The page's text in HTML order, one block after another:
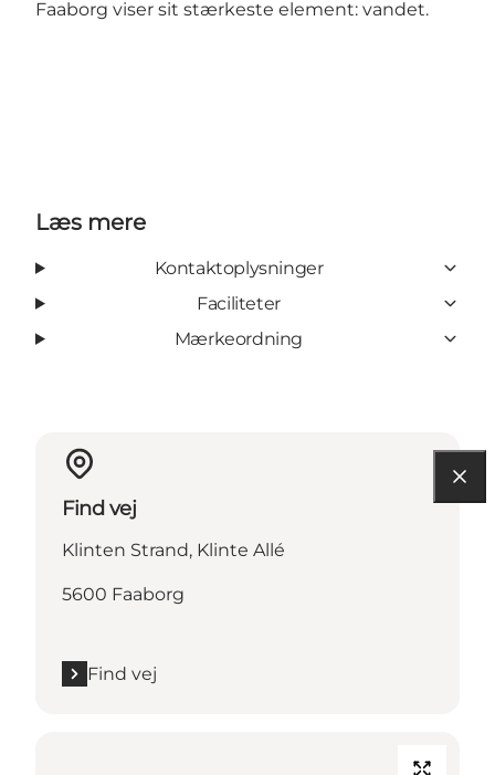
Faaborg viser sit stærkeste element: vandet.
Læs mere
Kontaktoplysninger
Faciliteter
Mærkeordning
Find vej
Klinten Strand, Klinte Allé
5600 Faaborg
Find vej